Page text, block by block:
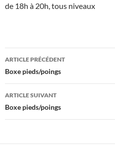
de 18h à 20h, tous niveaux
Navigation
des
articles
ARTICLE PRÉCÉDENT
Boxe pieds/poings
ARTICLE SUIVANT
Boxe pieds/poings